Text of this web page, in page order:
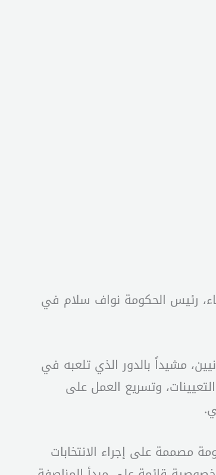
رئيس الحكومة نواف سلام في
مشيداً بالدور الذي تلعبه في
وتسريع العمل على
مصممة على إجراء الانتخابات